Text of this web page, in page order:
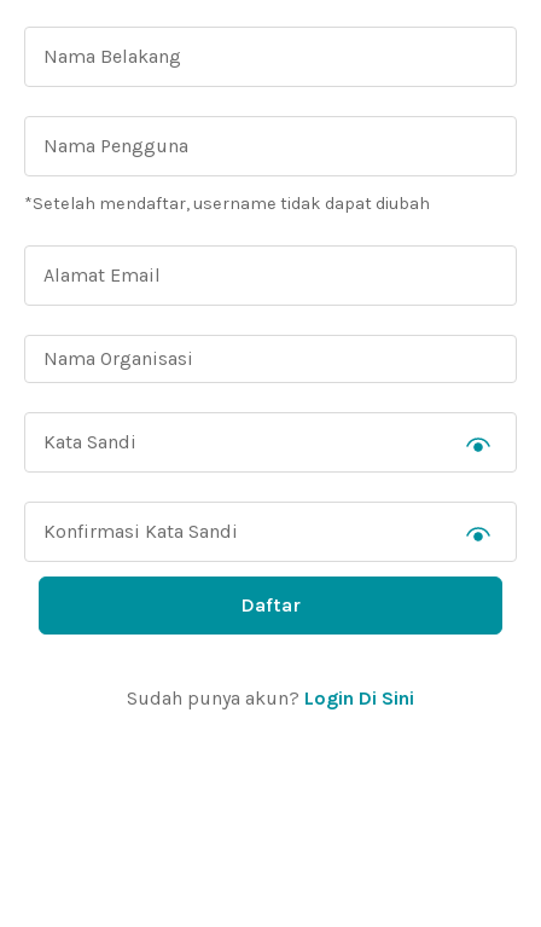
*Setelah mendaftar, username tidak dapat diubah
Daftar
Sudah punya akun? Login Di Sini